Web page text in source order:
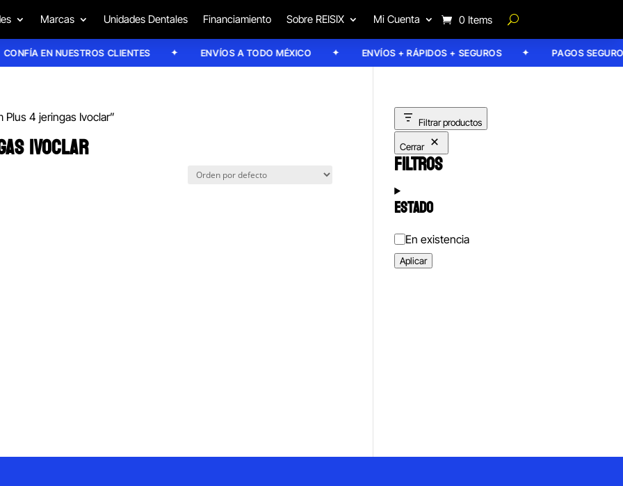
Marcas Unidades Dentales Financiamiento Sobre REISIX Mi Cuenta 0 Items
EN NUESTROS CLIENTES ENVÍOS A TODO MÉXICO ENVÍOS + RÁPIDOS + SEGUROS PAGOS SEGUROS
4 jeringas Ivoclar”
IVOCLAR
Filtrar productos
Cerrar
FILTROS
ESTADO
Estado
En existencia
Aplicar